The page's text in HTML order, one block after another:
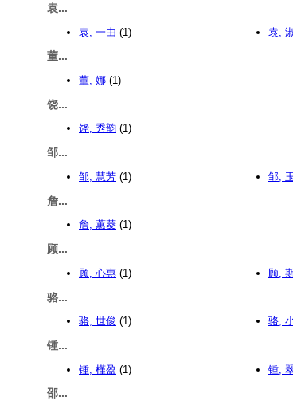
袁...
袁, 一由 (1) 袁,
董...
董, 娜 (1)
饶...
饶, 秀韵 (1)
邹...
邹, 慧芳 (1) 邹,
詹...
詹, 蕙菱 (1)
顾...
顾, 心惠 (1) 顾,
骆...
骆, 世俊 (1) 骆,
锺...
锺, 槿盈 (1) 锺,
邵...